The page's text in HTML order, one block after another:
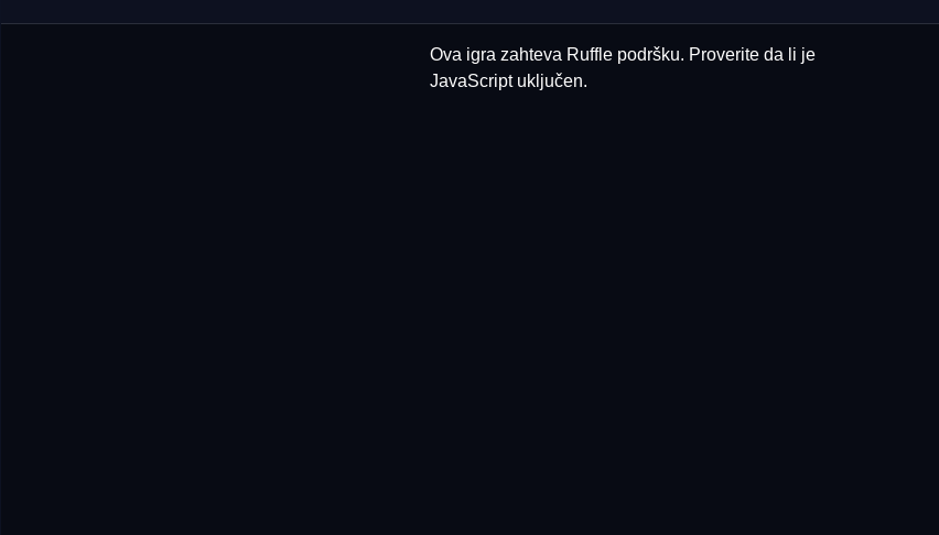
Ova igra zahteva Ruffle podršku. Proverite da li je
JavaScript uključen.